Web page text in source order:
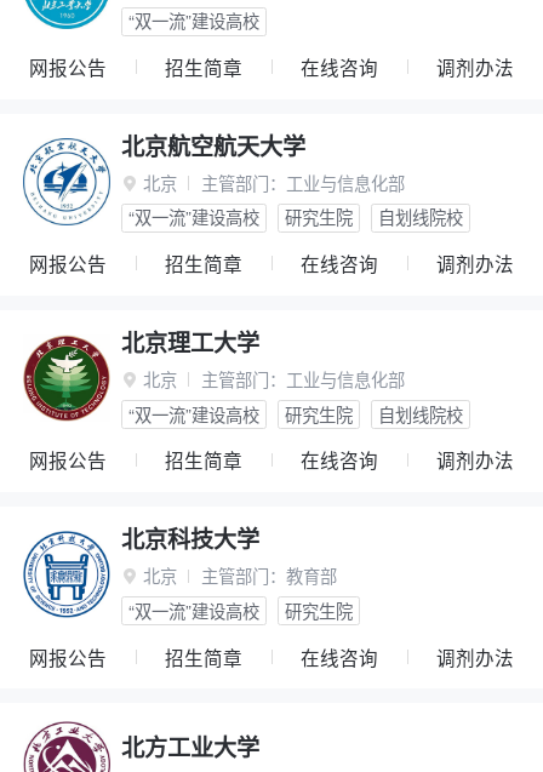
“双一流”建设高校
网报公告 招生简章 在线咨询 调剂办法
北京航空航天大学
 北京 主管部门： 工业与信息化部
“双一流”建设高校
研究生院 自划线院校
网报公告 招生简章 在线咨询 调剂办法
北京理工大学
 北京 主管部门： 工业与信息化部
“双一流”建设高校
研究生院 自划线院校
网报公告 招生简章 在线咨询 调剂办法
北京科技大学
 北京 主管部门： 教育部
“双一流”建设高校
研究生院
网报公告 招生简章 在线咨询 调剂办法
北方工业大学